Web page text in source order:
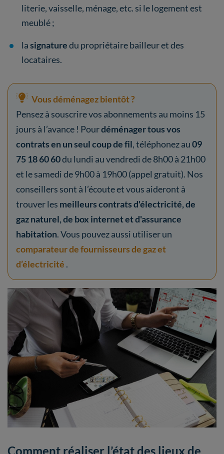
literie, vaisselle, ménage, etc. si le logement est
meublé ;
lasignaturedu propriétaire bailleur et des
locataires.
Vous déménagez bientôt ?
Pensez à souscrire vos abonnements au moins 15
jours à l’avance ! Pourdéménager tous vos
contrats en un seul coup de fil, téléphonez au09
75 18 60 60du lundi au vendredi de 8h00 à 21h00
et le samedi de 9h00 à 19h00 (appel gratuit). Nos
conseillers sont à l’écoute et vous aideront à
trouver les meilleurs contrats d'électricité, de
gaz naturel, de box internet et d'assurance
habitation. Vous pouvez aussi utiliser un
comparateur de fournisseurs de gaz et
d’électricité .
Comment réaliser l’état des lieux de